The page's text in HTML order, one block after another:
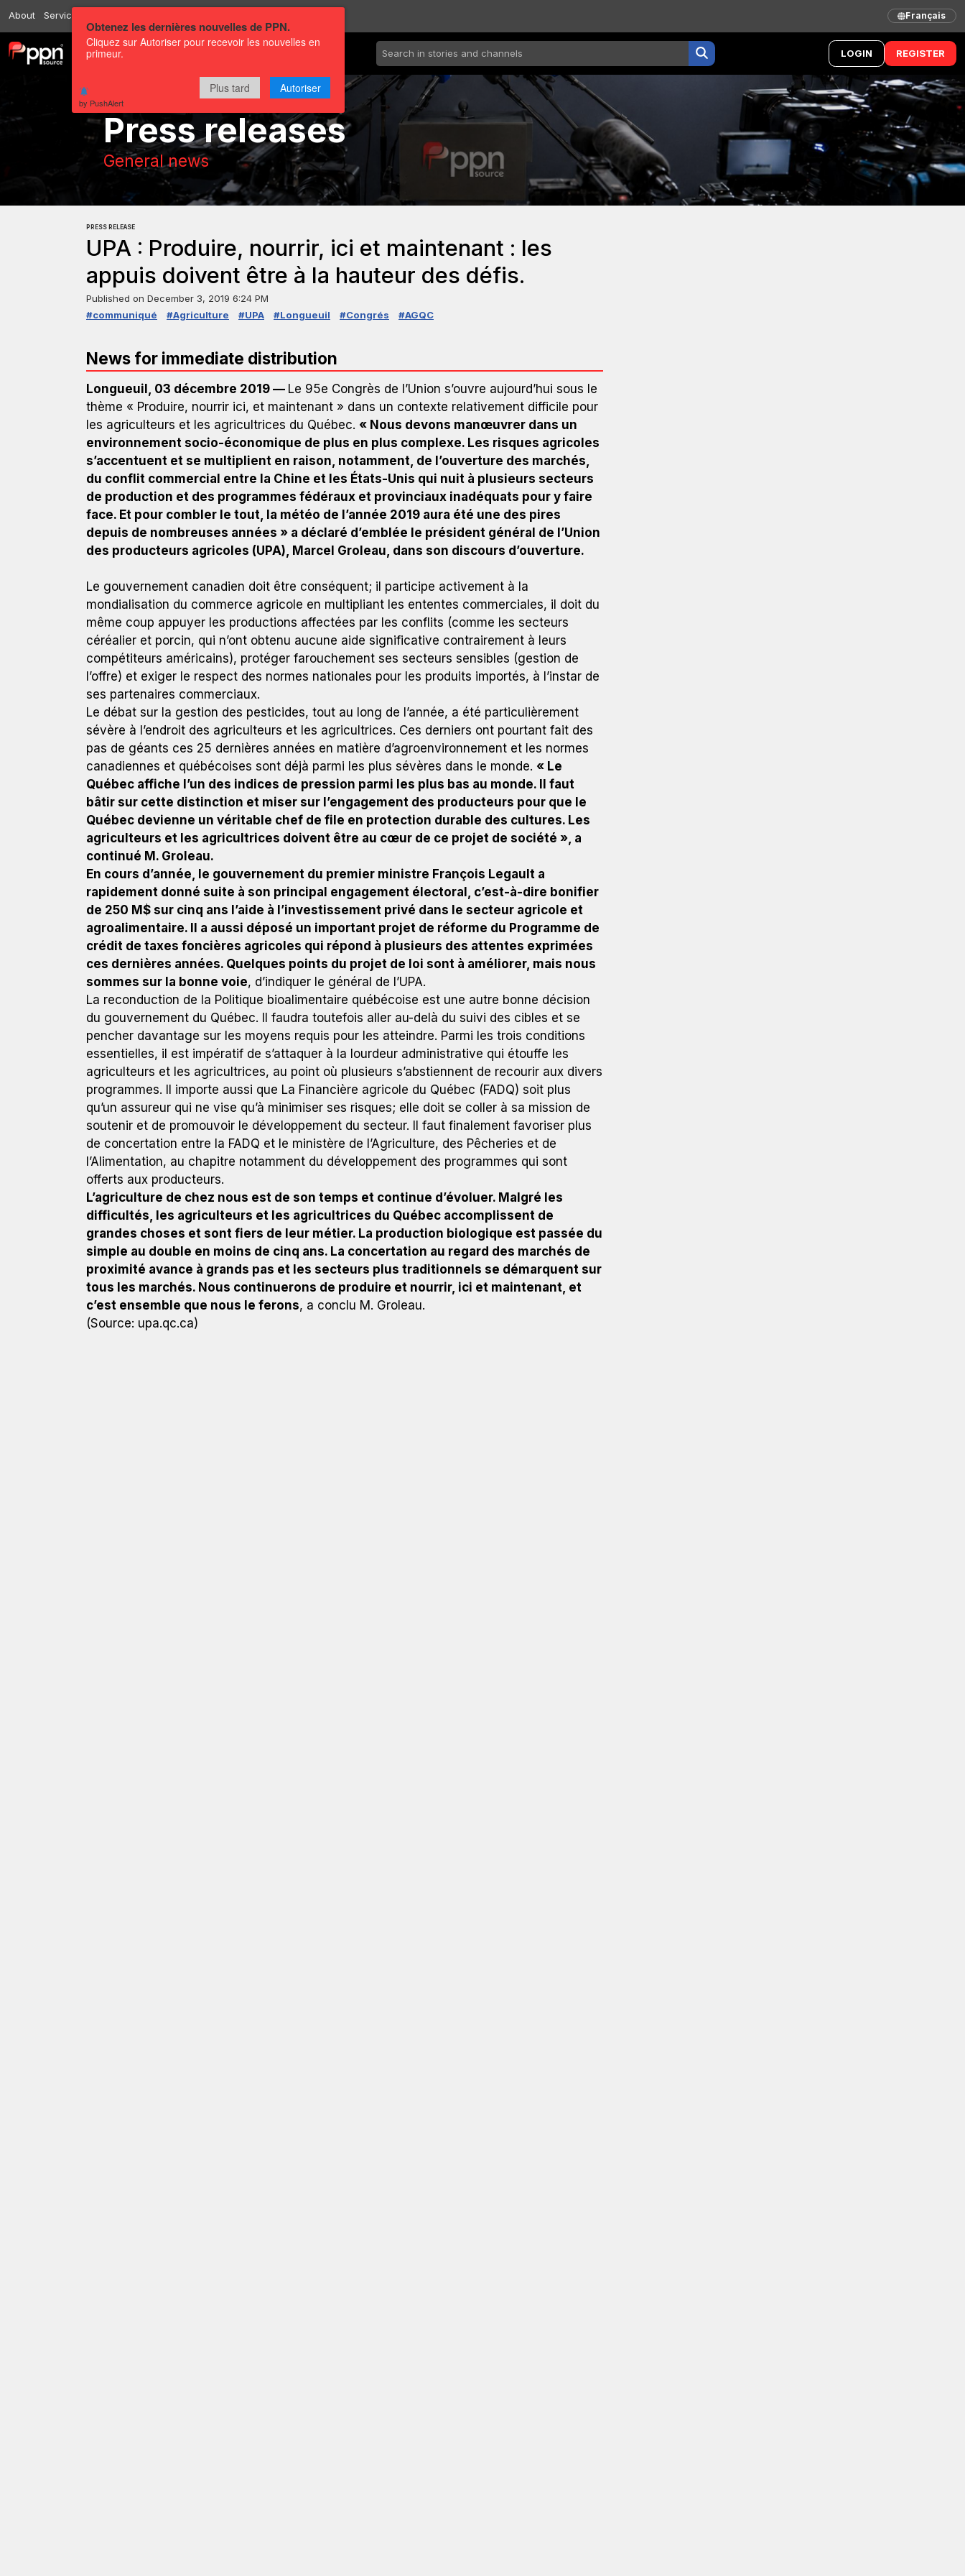
Channels LOGIN REGISTER
About Services Français
Press releases
General news
PRESS RELEASE
UPA : Produire, nourrir, ici et maintenant : les
appuis doivent être à la hauteur des défis.
Published on December 3, 2019 6:24 PM
#communiqué
#Agriculture #UPA #Longueuil #Congrés #AGQC
News for immediate distribution
Longueuil, 03 décembre 2019 — Le 95e Congrès de l’Union s’ouvre aujourd’hui sous le
thème « Produire, nourrir ici, et maintenant » dans un contexte relativement difficile pour
les agriculteurs et les agricultrices du Québec. « Nous devons manœuvrer dans un
environnement socio-économique de plus en plus complexe. Les risques agricoles
s’accentuent et se multiplient en raison, notamment, de l’ouverture des marchés,
du conflit commercial entre la Chine et les États-Unis qui nuit à plusieurs secteurs
de production et des programmes fédéraux et provinciaux inadéquats pour y faire
face. Et pour combler le tout, la météo de l’année 2019 aura été une des pires
depuis de nombreuses années » a déclaré d’emblée le président général de l’Union
des producteurs agricoles (UPA), Marcel Groleau, dans son discours d’ouverture.
Le gouvernement canadien doit être conséquent; il participe activement à la
mondialisation du commerce agricole en multipliant les ententes commerciales, il doit du
même coup appuyer les productions affectées par les conflits (comme les secteurs
céréalier et porcin, qui n’ont obtenu aucune aide significative contrairement à leurs
compétiteurs américains), protéger farouchement ses secteurs sensibles (gestion de
l’offre) et exiger le respect des normes nationales pour les produits importés, à l’instar de
ses partenaires commerciaux.
Le débat sur la gestion des pesticides, tout au long de l’année, a été particulièrement
sévère à l’endroit des agriculteurs et les agricultrices. Ces derniers ont pourtant fait des
pas de géants ces 25 dernières années en matière d’agroenvironnement et les normes
canadiennes et québécoises sont déjà parmi les plus sévères dans le monde. « Le
Québec affiche l’un des indices de pression parmi les plus bas au monde. Il faut
bâtir sur cette distinction et miser sur l’engagement des producteurs pour que le
Québec devienne un véritable chef de file en protection durable des cultures. Les
agriculteurs et les agricultrices doivent être au cœur de ce projet de société », a
continué M. Groleau.
En cours d’année, le gouvernement du premier ministre François Legault a
rapidement donné suite à son principal engagement électoral, c’est-à-dire bonifier
de 250 M$ sur cinq ans l’aide à l’investissement privé dans le secteur agricole et
agroalimentaire. Il a aussi déposé un important projet de réforme du Programme de
crédit de taxes foncières agricoles qui répond à plusieurs des attentes exprimées
ces dernières années. Quelques points du projet de loi sont à améliorer, mais nous
sommes sur la bonne voie, d’indiquer le général de l’UPA.
La reconduction de la Politique bioalimentaire québécoise est une autre bonne décision
du gouvernement du Québec. Il faudra toutefois aller au-delà du suivi des cibles et se
pencher davantage sur les moyens requis pour les atteindre. Parmi les trois conditions
essentielles, il est impératif de s’attaquer à la lourdeur administrative qui étouffe les
agriculteurs et les agricultrices, au point où plusieurs s’abstiennent de recourir aux divers
programmes. Il importe aussi que La Financière agricole du Québec (FADQ) soit plus
qu’un assureur qui ne vise qu’à minimiser ses risques; elle doit se coller à sa mission de
soutenir et de promouvoir le développement du secteur. Il faut finalement favoriser plus
de concertation entre la FADQ et le ministère de l’Agriculture, des Pêcheries et de
l’Alimentation, au chapitre notamment du développement des programmes qui sont
offerts aux producteurs.
L’agriculture de chez nous est de son temps et continue d’évoluer. Malgré les
difficultés, les agriculteurs et les agricultrices du Québec accomplissent de
grandes choses et sont fiers de leur métier. La production biologique est passée du
simple au double en moins de cinq ans. La concertation au regard des marchés de
proximité avance à grands pas et les secteurs plus traditionnels se démarquent sur
tous les marchés. Nous continuerons de produire et nourrir, ici et maintenant, et
c’est ensemble que nous le ferons, a conclu M. Groleau.
(Source: upa.qc.ca)
Obtenez les dernières nouvelles de PPN.
Cliquez sur Autoriser pour recevoir les nouvelles en
primeur.
Plus tard Autoriser
by PushAlert